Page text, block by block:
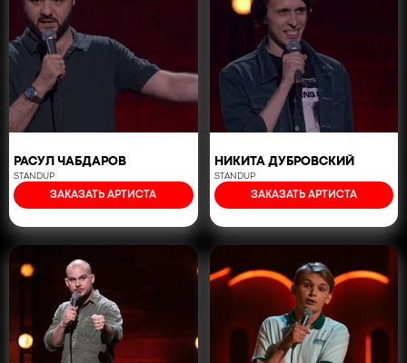
РАСУЛ ЧАБДАРОВ
STANDUP
ЗАКАЗАТЬ АРТИСТА
НИКИТА ДУБРОВСКИЙ
STANDUP
ЗАКАЗАТЬ АРТИСТА